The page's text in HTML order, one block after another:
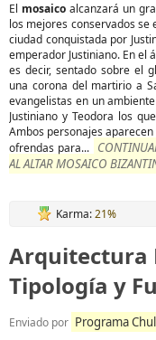
El mosaico alcanzará un
los mejores conservados se
ciudad conquistada por
emperador Justiniano. En el
es decir, sentado sobre el
una corona del martirio a
evangelistas en un
Justiniano y Teodora los
Ambos personajes
ofrendas para...
AL ALTAR MOSAICO
Karma:21%
Arquitectura
Tipología y
Enviado por Programa